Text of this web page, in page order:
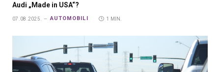
Audi „Made in USA“?
07.08.2025. AUTOMOBILI 1 MIN.